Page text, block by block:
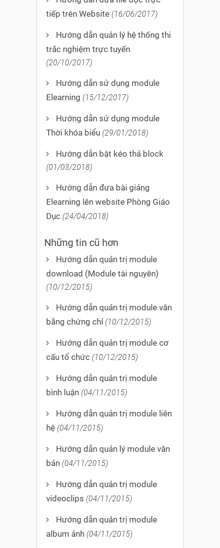
tiếp trên Website (16/06/2017)
Hướng dẫn quản lý hệ thống thi
trắc nghiệm trực tuyến
(20/10/2017)
Hướng dẫn sử dụng module
Elearning (15/12/2017)
Hướng dẫn sử dụng module
Thời khóa biểu (29/01/2018)
Hướng dẫn bật kéo thả block
(01/03/2018)
Hướng dẫn đưa bài giảng
Elearning lên website Phòng Giáo
Dục (24/04/2018)
Những tin cũ hơn
Hướng dẫn quản trị module
download (Module tài nguyên)
(10/12/2015)
Hướng dẫn quản trị module văn
bằng chứng chỉ (10/12/2015)
Hướng dẫn quản trị module cơ
cấu tổ chức (10/12/2015)
Hướng dẫn quản trị module
bình luận (04/11/2015)
Hướng dẫn quản trị module liên
hệ (04/11/2015)
Hướng dẫn quản lý module văn
bản (04/11/2015)
Hướng dẫn quản trị module
videoclips (04/11/2015)
Hướng dẫn quản trị module
album ảnh (04/11/2015)